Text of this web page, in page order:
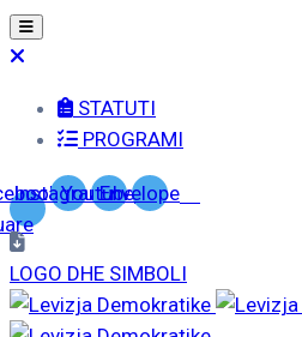
STATUTI
PROGRAMI
Instagram
YoutubeEnvelope
LOGO DHE SIMBOLI